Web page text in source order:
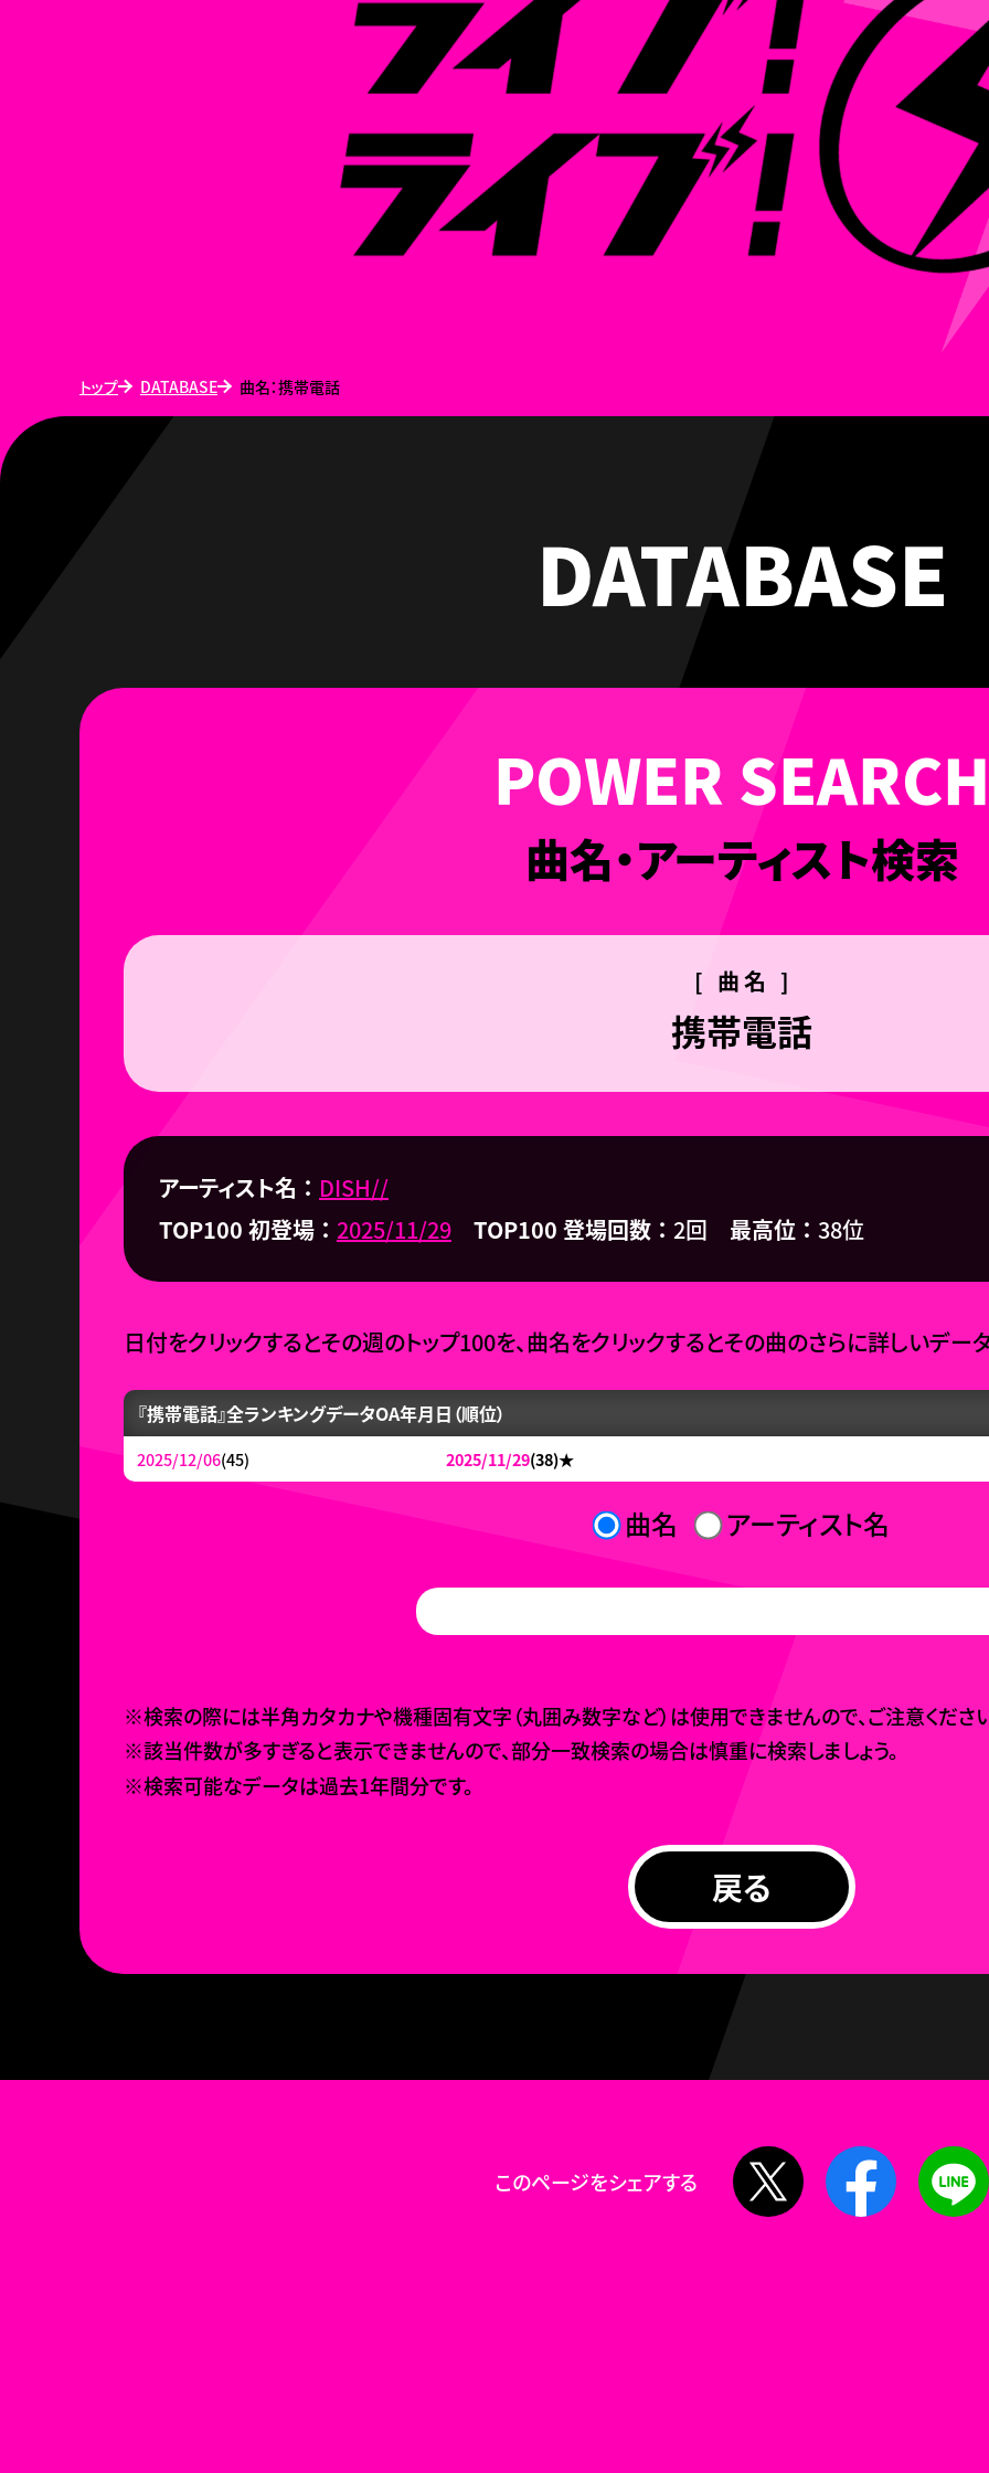
トップ DATABASE 曲名：携帯電話
DATABASE
曲名・アーティスト検索
[ 曲名 ]
携帯電話
アーティスト名
DISH//
TOP100 初登場
2025/11/29 TOP100 登場回数 2回 最高位 38位
日付をクリックするとその週のトップ100を、曲名をクリックするとその曲のさらに詳しいデー
『携帯電話』全ランキングデータOA年月日（順位）
2025/12/06(45) 2025/11/29(38)★
曲名 アーティスト名
※検索の際には半角カタカナや機種固有文字（丸囲み数字など）は使用できませんので、ご注意くださ
※該当件数が多すぎると表示できませんので、部分一致検索の場合は慎重に検索しましょう。
※検索可能なデータは過去1年間分です。
戻る
このページをシェアする
Facebook